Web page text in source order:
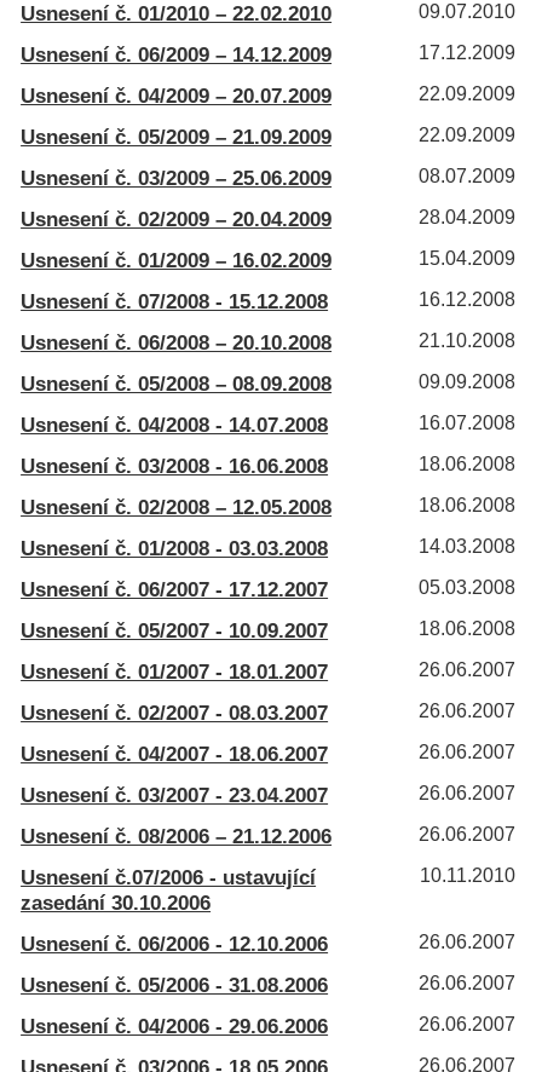
09.07.2010
Usnesení č. 01/2010 – 22.02.2010
17.12.2009
Usnesení č. 06/2009 – 14.12.2009
22.09.2009
Usnesení č. 04/2009 – 20.07.2009
22.09.2009
Usnesení č. 05/2009 – 21.09.2009
08.07.2009
Usnesení č. 03/2009 – 25.06.2009
28.04.2009
Usnesení č. 02/2009 – 20.04.2009
15.04.2009
Usnesení č. 01/2009 – 16.02.2009
16.12.2008
Usnesení č. 07/2008 - 15.12.2008
21.10.2008
Usnesení č. 06/2008 – 20.10.2008
09.09.2008
Usnesení č. 05/2008 – 08.09.2008
16.07.2008
Usnesení č. 04/2008 - 14.07.2008
18.06.2008
Usnesení č. 03/2008 - 16.06.2008
18.06.2008
Usnesení č. 02/2008 – 12.05.2008
14.03.2008
Usnesení č. 01/2008 - 03.03.2008
05.03.2008
Usnesení č. 06/2007 - 17.12.2007
18.06.2008
Usnesení č. 05/2007 - 10.09.2007
26.06.2007
Usnesení č. 01/2007 - 18.01.2007
26.06.2007
Usnesení č. 02/2007 - 08.03.2007
26.06.2007
Usnesení č. 04/2007 - 18.06.2007
26.06.2007
Usnesení č. 03/2007 - 23.04.2007
26.06.2007
Usnesení č. 08/2006 – 21.12.2006
10.11.2010
Usnesení č.07/2006 - ustavující
zasedání 30.10.2006
26.06.2007
Usnesení č. 06/2006 - 12.10.2006
26.06.2007
Usnesení č. 05/2006 - 31.08.2006
26.06.2007
Usnesení č. 04/2006 - 29.06.2006
26.06.2007
Usnesení č. 03/2006 - 18.05.2006